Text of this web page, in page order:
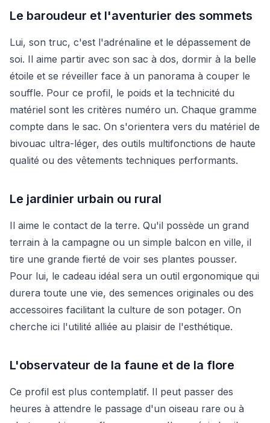
Le baroudeur et l'aventurier des sommets
Lui, son truc, c'est l'adrénaline et le dépassement de
soi. Il aime partir avec son sac à dos, dormir à la belle
étoile et se réveiller face à un panorama à couper le
souffle. Pour ce profil, le poids et la technicité du
matériel sont les critères numéro un. Chaque gramme
compte dans le sac. On s'orientera vers du matériel de
bivouac ultra-léger, des outils multifonctions de haute
qualité ou des vêtements techniques performants.
Le jardinier urbain ou rural
Il aime le contact de la terre. Qu'il possède un grand
terrain à la campagne ou un simple balcon en ville, il
tire une grande fierté de voir ses plantes pousser.
Pour lui, le cadeau idéal sera un outil ergonomique qui
durera toute une vie, des semences originales ou des
accessoires facilitant la culture de son potager. On
cherche ici l'utilité alliée au plaisir de l'esthétique.
L'observateur de la faune et de la flore
Ce profil est plus contemplatif. Il peut passer des
heures à attendre le passage d'un oiseau rare ou à